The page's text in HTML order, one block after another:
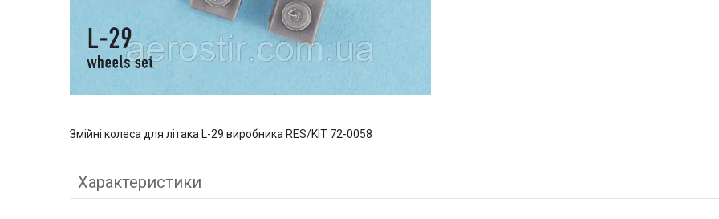
Змійні колеса для літака L-29 виробника RES/KIT 72-0058
Характеристики